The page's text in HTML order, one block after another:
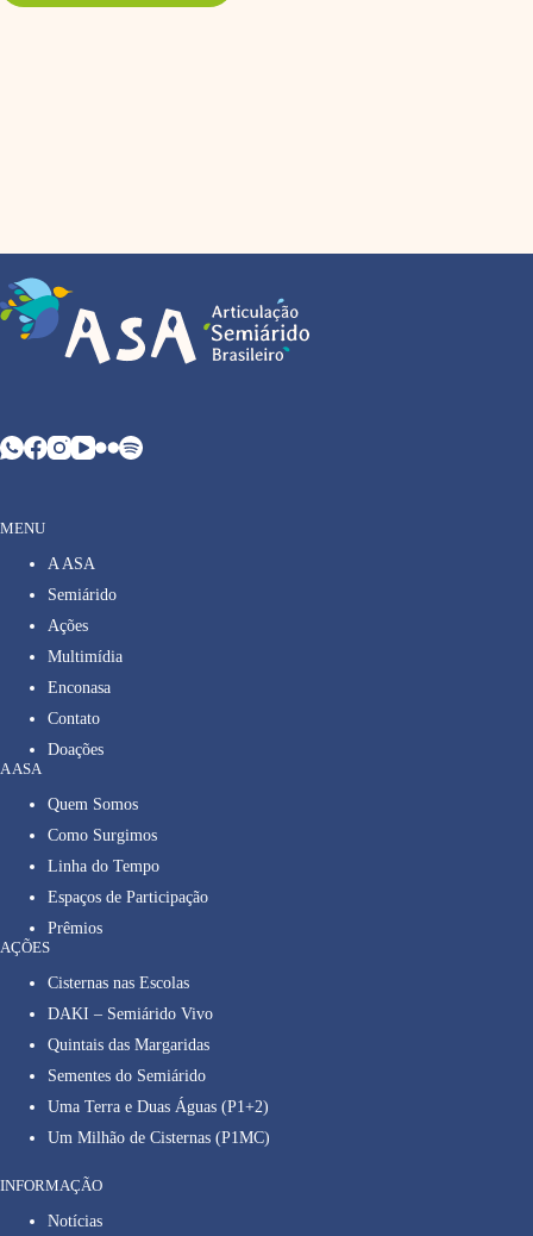
MENU
A ASA
Semiárido
Ações
Multimídia
Enconasa
Contato
Doações
A ASA
Quem Somos
Como Surgimos
Linha do Tempo
Espaços de Participação
Prêmios
AÇÕES
Cisternas nas Escolas
DAKI – Semiárido Vivo
Quintais das Margaridas
Sementes do Semiárido
Uma Terra e Duas Águas (P1+2)
Um Milhão de Cisternas (P1MC)
INFORMAÇÃO
Notícias